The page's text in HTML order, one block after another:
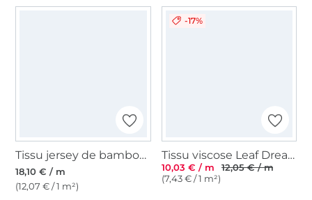
Tissu jersey de bambou Paisley, bleu royal
18,10 € / m
(12,07 € / 1 m²)
-17%
Tissu viscose Leaf Dream, bleu marine
10,03 € / m
12,05 € / m
(7,43 € / 1 m²)